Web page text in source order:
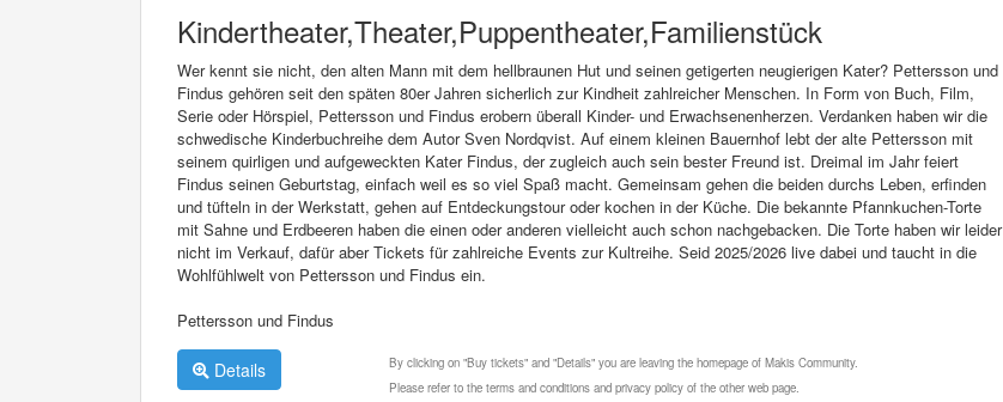
Kindertheater,Theater,Puppentheater,Familienstück
Wer kennt sie nicht, den alten Mann mit dem hellbraunen Hut und seinen getigerten neugierigen Kater? Pettersson und
Findus gehören seit den späten 80er Jahren sicherlich zur Kindheit zahlreicher Menschen. In Form von Buch, Film,
Serie oder Hörspiel, Pettersson und Findus erobern überall Kinder- und Erwachsenenherzen. Verdanken haben wir die
schwedische Kinderbuchreihe dem Autor Sven Nordqvist. Auf einem kleinen Bauernhof lebt der alte Pettersson mit
seinem quirligen und aufgeweckten Kater Findus, der zugleich auch sein bester Freund ist. Dreimal im Jahr feiert
Findus seinen Geburtstag, einfach weil es so viel Spaß macht. Gemeinsam gehen die beiden durchs Leben, erfinden
und tüfteln in der Werkstatt, gehen auf Entdeckungstour oder kochen in der Küche. Die bekannte Pfannkuchen-Torte
mit Sahne und Erdbeeren haben die einen oder anderen vielleicht auch schon nachgebacken. Die Torte haben wir leider
nicht im Verkauf, dafür aber Tickets für zahlreiche Events zur Kultreihe. Seid 2025/2026 live dabei und taucht in die
Wohlfühlwelt von Pettersson und Findus ein.
Pettersson und Findus
Details
By clicking on "Buy tickets" and "Details" you are leaving the homepage of Makis Community.
Please refer to the terms and conditions and privacy policy of the other web page.